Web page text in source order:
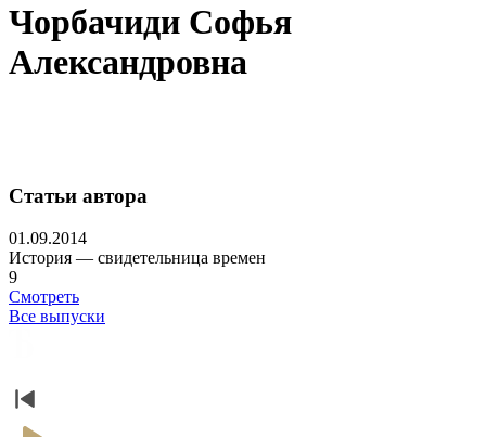
Чорбачиди Софья
Александровна
Статьи автора
01.09.2014
История — свидетельница времен
9
Смотреть
Все выпуски